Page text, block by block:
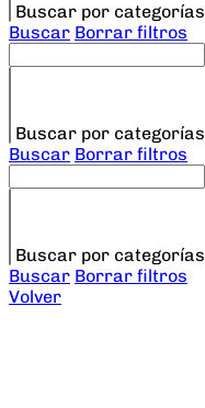
Buscar por categorías
Buscar Borrar filtros
Buscar por categorías
Buscar Borrar filtros
Buscar por categorías
Buscar Borrar filtros
Volver